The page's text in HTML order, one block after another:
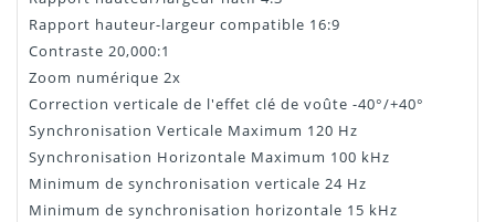
Rapport hauteur-largeur compatible 16:9
Contraste 20,000:1
Zoom numérique 2x
Correction verticale de l'effet clé de voûte -40°/+40°
Synchronisation Verticale Maximum 120 Hz
Synchronisation Horizontale Maximum 100 kHz
Minimum de synchronisation verticale 24 Hz
Minimum de synchronisation horizontale 15 kHz